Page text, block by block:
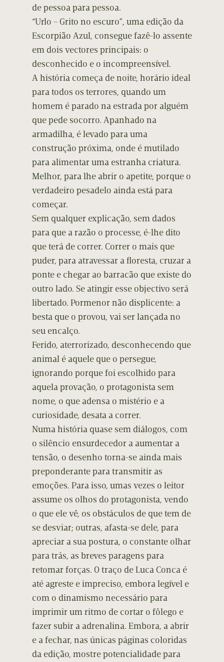
de pessoa para pessoa.
“Urlo – Grito no escuro”, uma edição da
Escorpião Azul, consegue fazê-lo assente
em dois vectores principais: o
desconhecido e o incompreensível.
A história começa de noite, horário ideal
para todos os terrores, quando um
homem é parado na estrada por alguém
que pede socorro. Apanhado na
armadilha, é levado para uma
construção próxima, onde é mutilado
para alimentar uma estranha criatura.
Melhor, para lhe abrir o apetite, porque o
verdadeiro pesadelo ainda está para
começar.
Sem qualquer explicação, sem dados
para que a razão o processe, é-lhe dito
que terá de correr. Correr o mais que
puder, para atravessar a floresta, cruzar a
ponte e chegar ao barracão que existe do
outro lado. Se atingir esse objectivo será
libertado. Pormenor não displicente: a
besta que o provou, vai ser lançada no
seu encalço.
Ferido, aterrorizado, desconhecendo que
animal é aquele que o persegue,
ignorando porque foi escolhido para
aquela provação, o protagonista sem
nome, o que adensa o mistério e a
curiosidade, desata a correr.
Numa história quase sem diálogos, com
o silêncio ensurdecedor a aumentar a
tensão, o desenho torna-se ainda mais
preponderante para transmitir as
emoções. Para isso, umas vezes o leitor
assume os olhos do protagonista, vendo
o que ele vê, os obstáculos de que tem de
se desviar; outras, afasta-se dele, para
apreciar a sua postura, o constante olhar
para trás, as breves paragens para
retomar forças. O traço de Luca Conca é
até agreste e impreciso, embora legível e
com o dinamismo necessário para
imprimir um ritmo de cortar o fôlego e
fazer subir a adrenalina. Embora, a abrir
e a fechar, nas únicas páginas coloridas
da edição, mostre potencialidade para